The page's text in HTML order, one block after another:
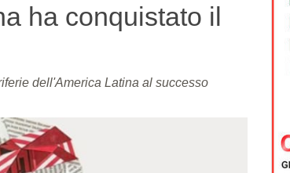
ha conquistato il
dell'America Latina al successo